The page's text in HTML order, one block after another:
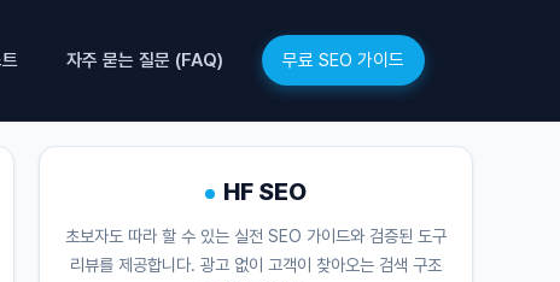
자주 묻는 질문 (FAQ) 무료 SEO 가이드
HF SEO
초보자도 따라 할 수 있는 실전 SEO 가이드와 검증된 도구
리뷰를 제공합니다. 광고 없이 고객이 찾아오는 검색 구조